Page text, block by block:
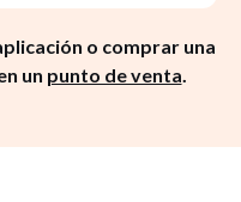
o comprar una
un punto de venta.